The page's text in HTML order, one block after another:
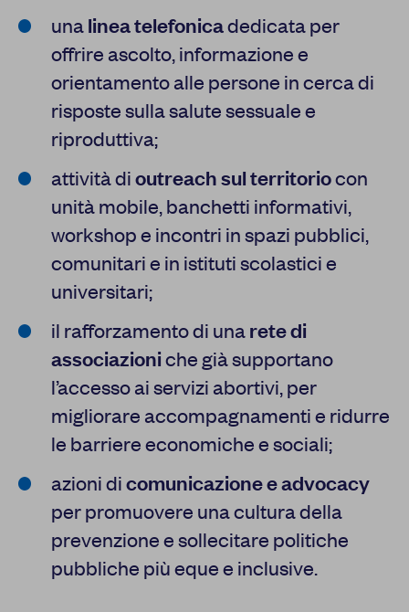
unalinea telefonicadedicata per
offrire ascolto, informazione e
orientamento alle persone in cerca di
risposte sulla salute sessuale e
riproduttiva;
attività dioutreach sul territoriocon
unità mobile, banchetti informativi,
workshop e incontri in spazi pubblici,
comunitari e in istituti scolastici e
universitari;
il rafforzamento di unarete di
associazioniche già supportano
l’accesso ai servizi abortivi, per
migliorare accompagnamenti e ridurre
le barriere economiche e sociali;
azioni dicomunicazione e advocacy
per promuovere una cultura della
prevenzione e sollecitare politiche
pubbliche più eque e inclusive.